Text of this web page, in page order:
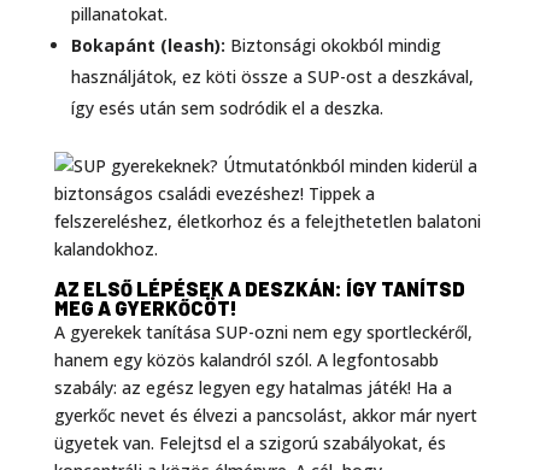
pillanatokat.
Bokapánt (leash): Biztonsági okokból mindig
használjátok, ez köti össze a SUP-ost a deszkával,
így esés után sem sodródik el a deszka.
AZ ELSŐ LÉPÉSEK A DESZKÁN: ÍGY TANÍTSD
MEG A GYERKŐCÖT!
A gyerekek tanítása SUP-ozni nem egy sportleckéről,
hanem egy közös kalandról szól. A legfontosabb
szabály: az egész legyen egy hatalmas játék! Ha a
gyerkőc nevet és élvezi a pancsolást, akkor már nyert
ügyetek van. Felejtsd el a szigorú szabályokat, és